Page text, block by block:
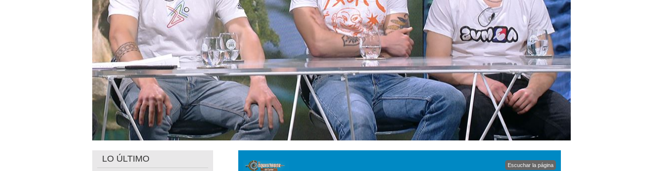
Escuchar la página
LO ÚLTIMO